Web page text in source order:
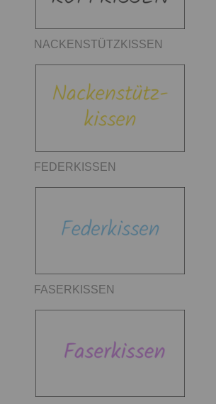
NACKENSTÜTZKISSEN
FEDERKISSEN
FASERKISSEN